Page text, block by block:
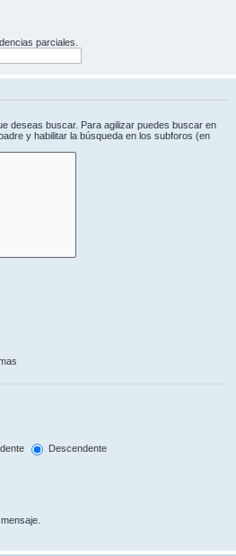
parciales.
deseas buscar. Para agilizar puedes buscar en
y habilitar la búsqueda en los subforos (en
Descendente